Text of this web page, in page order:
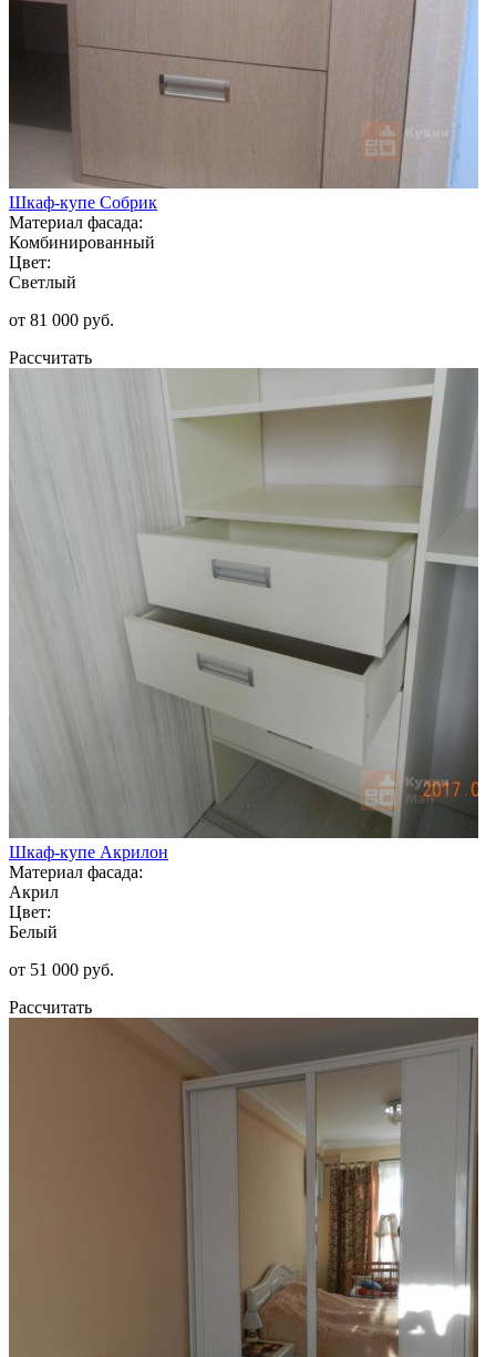
Шкаф-купе Собрик
Материал фасада:
Комбинированный
Цвет:
Светлый
от 81 000 руб.
Рассчитать
Шкаф-купе Акрилон
Материал фасада:
Акрил
Цвет:
Белый
от 51 000 руб.
Рассчитать